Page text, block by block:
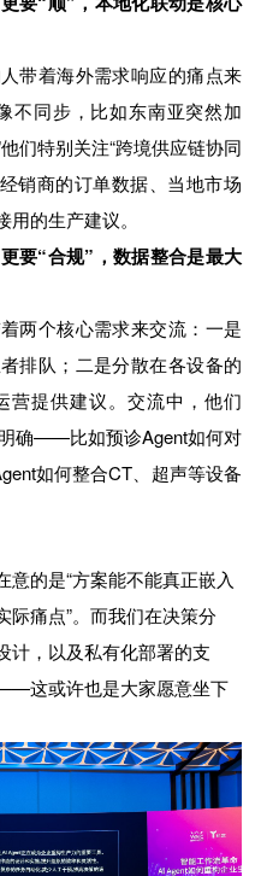
带着海外需求响应的痛点来
不同步，比如东南亚突然加
们特别关注“跨境供应链协同
销商的订单数据、当地市场
的生产建议。
要“合规”，数据整合是最大
两个核心需求来交流：一是
排队；二是分散在各设备的
营提供建议。交流中，他们
明确——比如预诊Agent如何对
如何整合CT、超声等设备
的是“方案能不能真正嵌入
际痛点”。而我们在决策分
计，以及私有化部署的支
这或许也是大家愿意坐下